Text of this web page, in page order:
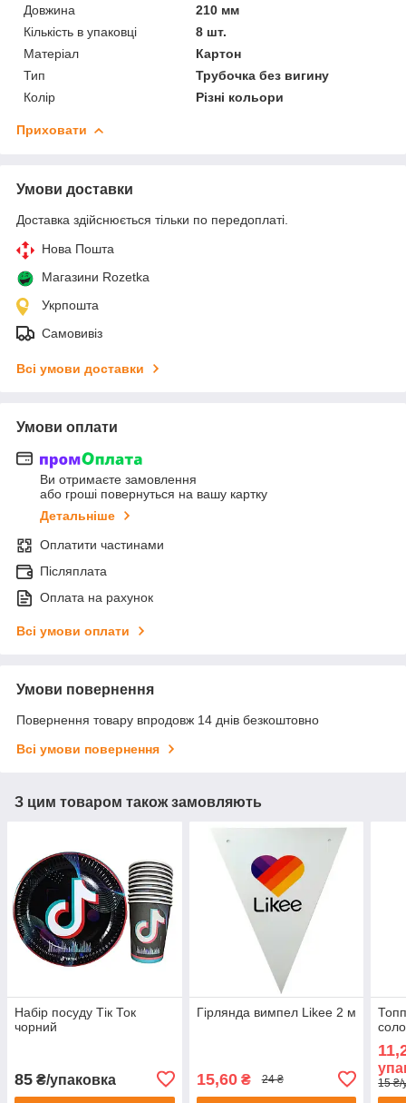
Довжина
210 мм
Кількість в упаковці
8 шт.
Матеріал
Картон
Тип
Трубочка без вигину
Колір
Різні кольори
Приховати
Умови доставки
Доставка здійснюється тільки по передоплаті.
Нова Пошта
Магазини Rozetka
Укрпошта
Самовивіз
Всі умови доставки
Умови оплати
Ви отримаєте замовлення
або гроші повернуться на вашу картку
Детальніше
Оплатити частинами
Післяплата
Оплата на рахунок
Всі умови оплати
Умови повернення
Повернення товару впродовж 14 днів безкоштовно
Всі умови повернення
З цим товаром також замовляють
Набір посуду Тік Ток
чорний
85 ₴/упаковка
Гірлянда вимпел Likee 2 м
15,60₴ 24 ₴ 15 ₴/